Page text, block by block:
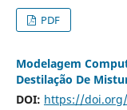
PDF
Modelagem
Destilação De
DOI: https://doi.org/